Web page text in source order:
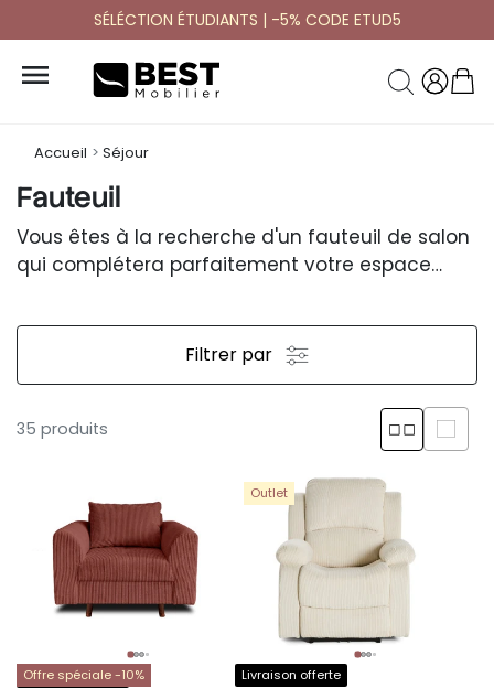
SÉLÉCTION ÉTUDIANTS | -5% CODE ETUD5

Accueil Séjour
Fauteuil
Vous êtes à la recherche d'un fauteuil de salon
qui complétera parfaitement votre espace
Filtrer par
35 produits
Offre spéciale -10%
Outlet
Livraison offerte